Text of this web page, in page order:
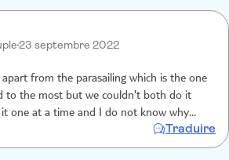
23 septembre 2022
from the parasailing which is the one
to the most but we couldn't both do it
one at a time and I do not know why
other people 2 at a time in our group just
the whole experience
Traduire